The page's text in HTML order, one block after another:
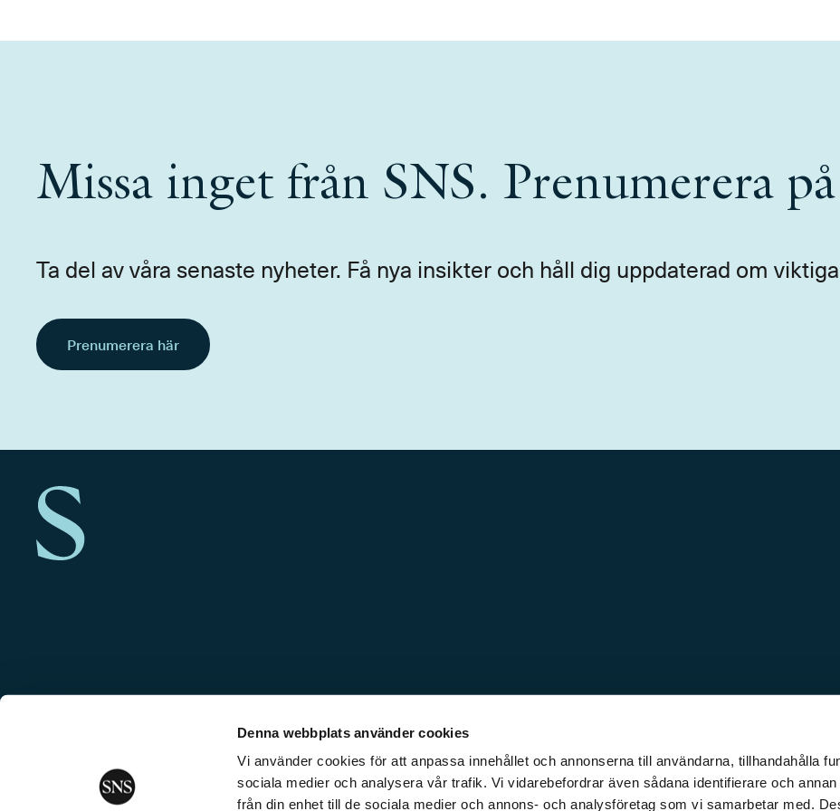
Denna webbplats använder cookies
Vi använder cookies för att anpassa innehållet och annonserna till användarna, tillhandahålla
sociala medier och analysera vår trafik. Vi vidarebefordrar även sådana identifierare och
från din enhet till de sociala medier och annons- och analysföretag som vi samarbetar med.
Missa inget från SNS. Prenumerera
Ta del av våra senaste nyheter. Få nya insikter och håll dig uppdaterad om
Prenumerera här